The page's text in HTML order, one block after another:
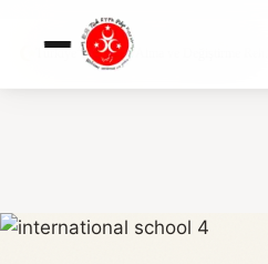
Türkiye’de Ehliyet Alma ve Değiştirme Reh...